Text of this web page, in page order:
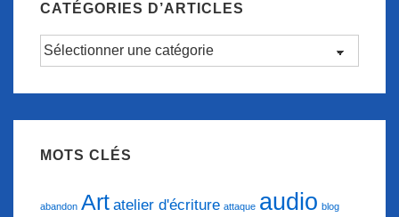
CATÉGORIES D’ARTICLES
Catégories
MOTS CLÉS
abandon Art atelier d'écriture attaque audio blog